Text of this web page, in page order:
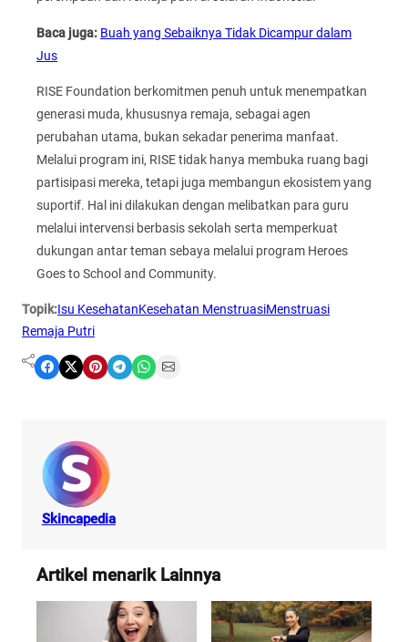
Baca juga: Buah yang Sebaiknya Tidak Dicampur dalam
Jus
RISE Foundation berkomitmen penuh untuk menempatkan
generasi muda, khususnya remaja, sebagai agen
perubahan utama, bukan sekadar penerima manfaat.
Melalui program ini, RISE tidak hanya membuka ruang bagi
partisipasi mereka, tetapi juga membangun ekosistem yang
suportif. Hal ini dilakukan dengan melibatkan para guru
melalui intervensi berbasis sekolah serta memperkuat
dukungan antar teman sebaya melalui program Heroes
Goes to School and Community.
Topik:Isu KesehatanKesehatan MenstruasiMenstruasi
Remaja Putri
Share on Facebook Share on X Share on Pinterest Share on Telegram Share on WhatsApp Share on Email
Skincapedia
Artikel menarik Lainnya